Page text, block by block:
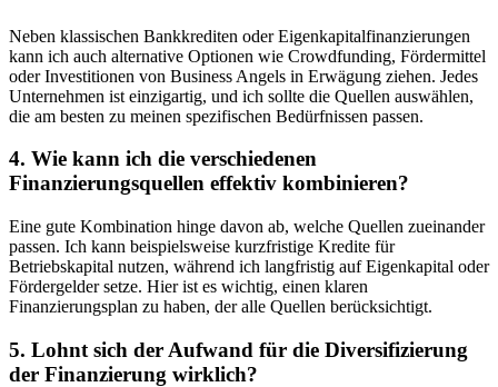
Neben klassischen Bankkrediten oder Eigenkapitalfinanzierungen‌
kann ich auch alternative ⁣Optionen ​wie⁤ Crowdfunding, Fördermittel
oder Investitionen ⁤von Business Angels ​in Erwägung ziehen.⁢ Jedes
⁣Unternehmen ist ‌einzigartig, und ich sollte ⁢die⁤ Quellen​ auswählen,
⁤die am ​besten⁢ zu meinen ⁣spezifischen ⁢Bedürfnissen passen.
4. ⁤Wie kann ​ich die verschiedenen‍
Finanzierungsquellen⁢ effektiv ‍kombinieren?
Eine gute Kombination ⁢hinge davon ab, welche Quellen zueinander‌
passen. Ich kann ‍beispielsweise ⁢kurzfristige⁤ Kredite für
Betriebskapital nutzen, während ich langfristig auf Eigenkapital ​oder⁣
Fördergelder ‍setze. Hier ist es wichtig, einen klaren
Finanzierungsplan zu haben,​ der alle​ Quellen berücksichtigt.
5. Lohnt sich ‌der Aufwand⁢ für die Diversifizierung
der ​Finanzierung wirklich?